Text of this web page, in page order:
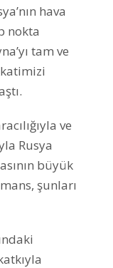
hava
nokta
tam ve
ve
Rusya
büyük
şunları